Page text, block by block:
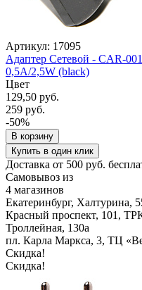
Артикул: 17095
Адаптер Сетевой - CAR-
0,5A/2,5W (black)
Цвет
129,50 руб.
259 руб.
-50%
В корзину
Купить в один клик
Доставка от 500 руб.
Самовывоз из
4 магазинов
Екатеринбург, Халтурина,
Красный проспект, 101,
Троллейная, 130а
пл. Карла Маркса, 3, ТЦ
Скидка!
Скидка!